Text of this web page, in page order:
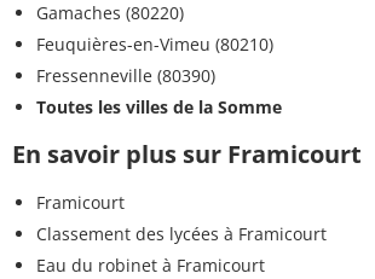
Gamaches (80220)
Feuquières-en-Vimeu (80210)
Fressenneville (80390)
Toutes les villes de la Somme
En savoir plus sur Framicourt
Framicourt
Classement des lycées à Framicourt
Eau du robinet à Framicourt